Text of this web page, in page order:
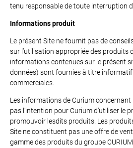
tenu responsable de toute interruption
Informations produit
Le présent Site ne fournit pas de
sur l’utilisation appropriée des produits
informations contenues sur le présent
données) sont fournies à titre
commerciales.
Les informations de Curium
pas l’intention pour Curium d’utiliser le
promouvoir lesdits produits. Les
Site ne constituent pas une offre de
gamme des produits du groupe CURIUM.